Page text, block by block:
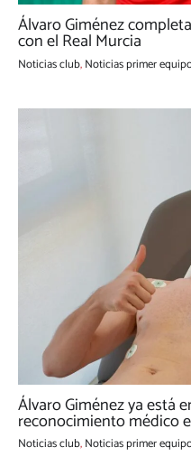
Álvaro Giménez
con el Real Murcia
Noticias club,Noticias primer
Álvaro Giménez ya está
reconocimiento médico
Noticias club,Noticias primer